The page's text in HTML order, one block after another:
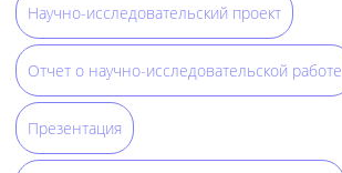
Научно-исследовательский проект
Отчет о научно-исследовательской работе
Презентация